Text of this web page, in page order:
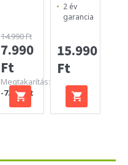
14.990 Ft
7.990
Ft
Megtakarítás:
-7.000 Ft
2 év
garancia
15.990
Ft